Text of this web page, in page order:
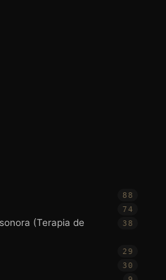
88
74
(Terapia de
38
29
30